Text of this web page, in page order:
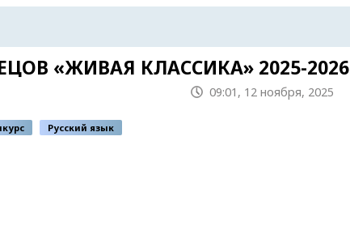
«ЖИВАЯ КЛАССИКА» 2025-2026
09:01, 12 ноября, 2025
Русский язык